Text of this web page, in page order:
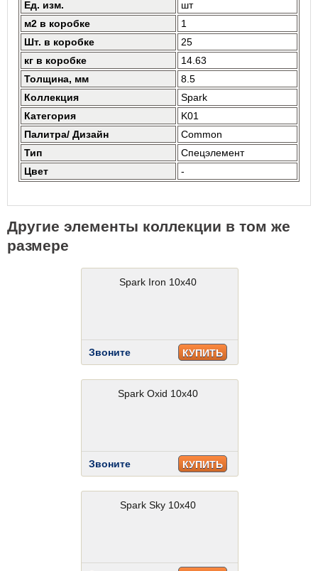
Ед. изм.
шт
м2 в коробке
1
Шт. в коробке
25
кг в коробке
14.63
Толщина, мм
8.5
Коллекция
Spark
Категория
K01
Палитра/ Дизайн
Common
Тип
Спецэлемент
Цвет
-
Другие элементы коллекции в том же
размере
Spark Iron 10x40
Звоните КУПИТЬ
Spark Oxid 10x40
Звоните КУПИТЬ
Spark Sky 10x40